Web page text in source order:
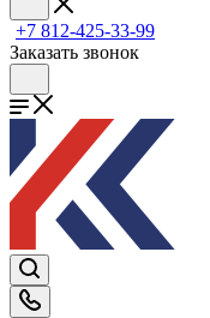
+7 812-425-33-99
Заказать звонок